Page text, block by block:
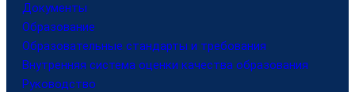
Документы
Образование
Образовательные стандарты и требования
Внутренняя система оценки качества образования
Руководство